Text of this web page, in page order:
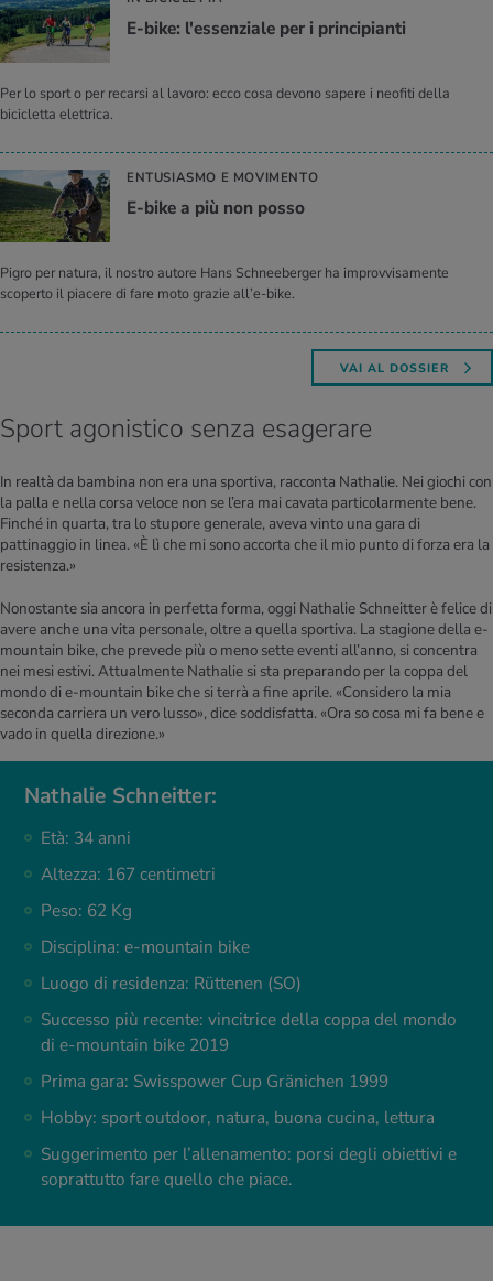
E-bike: l'es­sen­zia­le per i prin­ci­pian­ti
Per lo sport o per recarsi al lavoro: ecco cosa devono sapere i neofiti della
bicicletta elettrica.
ENTUSIASMO E MOVIMENTO
E-bike a più non posso
Pigro per natura, il nostro autore Hans Schneeberger ha improvvisamente
scoperto il piacere di fare moto grazie all’e-bike.
VAI AL DOSSIER
Sport agonistico senza esagerare
Nathalie Schneitter:
Età: 34 anni
Altezza: 167 centimetri
Peso: 62 Kg
Disciplina: e-mountain bike
Luogo di residenza: Rüttenen (SO)
Successo più recente: vincitrice della coppa del mondo
di e-mountain bike 2019
Prima gara: Swisspower Cup Gränichen 1999
Hobby: sport outdoor, natura, buona cucina, lettura
Suggerimento per l’allenamento: porsi degli obiettivi e
soprattutto fare quello che piace.
In realtà da bambina non era una sportiva, racconta Nathalie. Nei giochi con
la palla e nella corsa veloce non se l’era mai cavata particolarmente bene.
Finché in quarta, tra lo stupore generale, aveva vinto una gara di
pattinaggio in linea. «È lì che mi sono accorta che il mio punto di forza era la
resistenza.»
Nonostante sia ancora in perfetta forma, oggi Nathalie Schneitter è felice di
avere anche una vita personale, oltre a quella sportiva. La stagione della e-
mountain bike, che prevede più o meno sette eventi all’anno, si concentra
nei mesi estivi. Attualmente Nathalie si sta preparando per la coppa del
mondo di e-mountain bike che si terrà a fine aprile. «Considero la mia
seconda carriera un vero lusso», dice soddisfatta. «Ora so cosa mi fa bene e
vado in quella direzione.»